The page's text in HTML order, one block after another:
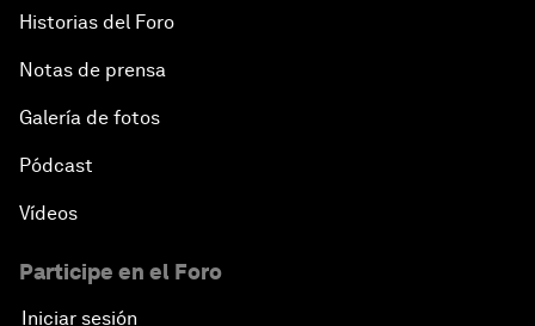
Historias del Foro
Notas de prensa
Galería de fotos
Pódcast
Vídeos
Participe en el Foro
Iniciar sesión